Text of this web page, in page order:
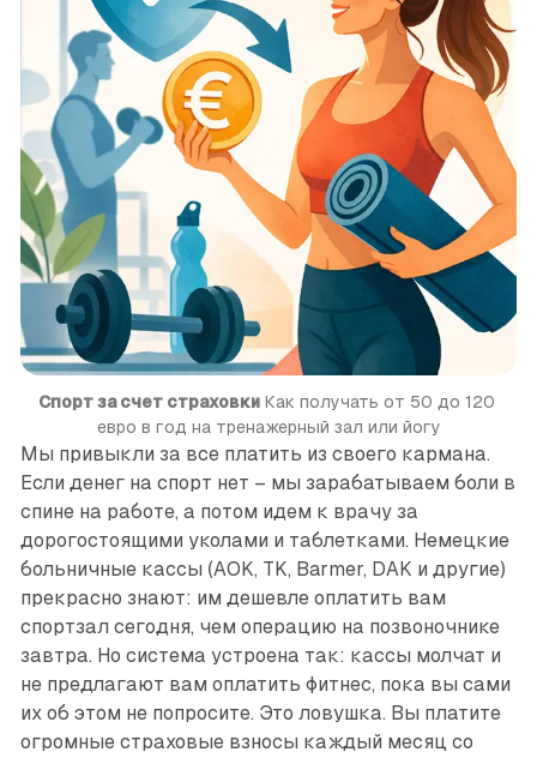
Спорт за счет страховки Как получать от 50 до 120
евро в год на тренажерный зал или йогу
Мы привыкли за все платить из своего кармана.
Если денег на спорт нет – мы зарабатываем боли в
спине на работе, а потом идем к врачу за
дорогостоящими уколами и таблетками. Немецкие
больничные кассы (AOK, TK, Barmer, DAK и другие)
прекрасно знают: им дешевле оплатить вам
спортзал сегодня, чем операцию на позвоночнике
завтра. Но система устроена так: кассы молчат и
не предлагают вам оплатить фитнес, пока вы сами
их об этом не попросите. Это ловушка. Вы платите
огромные страховые взносы каждый месяц со